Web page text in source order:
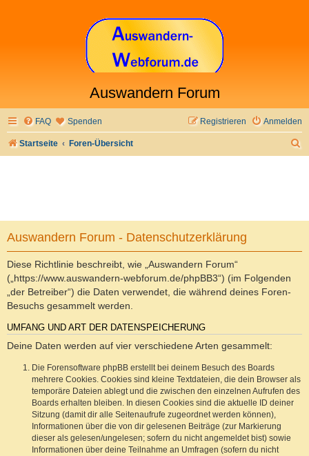
Auswandern Forum
FAQ Spenden Anmelden
Registrieren
Startseite Foren-Übersicht
Auswandern Forum - Datenschutzerklärung
Diese Richtlinie beschreibt, wie „Auswandern Forum“
(„https://www.auswandern-webforum.de/phpBB3“) (im Folgenden
„der Betreiber“) die Daten verwendet, die während deines Foren-
Besuchs gesammelt werden.
UMFANG UND ART DER DATENSPEICHERUNG
Deine Daten werden auf vier verschiedene Arten gesammelt:
Die Forensoftware phpBB erstellt bei deinem Besuch des Boards
mehrere Cookies. Cookies sind kleine Textdateien, die dein Browser als
temporäre Dateien ablegt und die zwischen den einzelnen Aufrufen des
Boards erhalten bleiben. In diesen Cookies sind die aktuelle ID deiner
Sitzung (damit dir alle Seitenaufrufe zugeordnet werden können),
Informationen über die von dir gelesenen Beiträge (zur Markierung
dieser als gelesen/ungelesen; sofern du nicht angemeldet bist) sowie
Informationen über deine Teilnahme an Umfragen (sofern du nicht